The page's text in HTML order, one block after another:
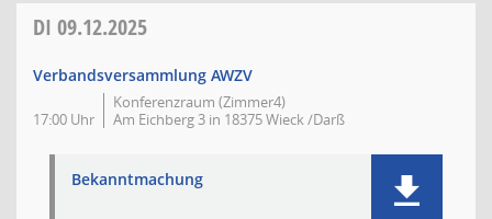
DI 09.12.2025
Verbandsversammlung AWZV
17:00 Uhr
Konferenzraum (Zimmer4)
Am Eichberg 3 in 18375 Wieck /Darß
Bekanntmachung